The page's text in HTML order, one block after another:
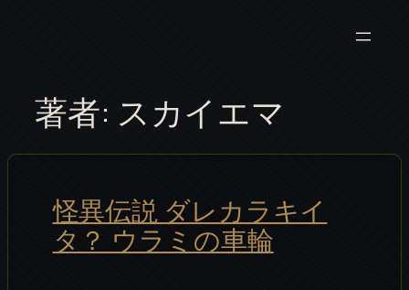
プ
著者: スカイエマ
怪異伝説 ダレカラキイ
タ？ ウラミの車輪